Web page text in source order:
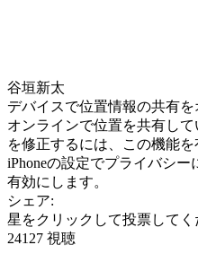
谷垣新太
デバイスで位置情報の共有
オンラインで位置を共有し
を修正するには、この機能
iPhoneの設定でプライバシ
有効にします。
シェア:
星をクリックして投票してく
24127 視聴